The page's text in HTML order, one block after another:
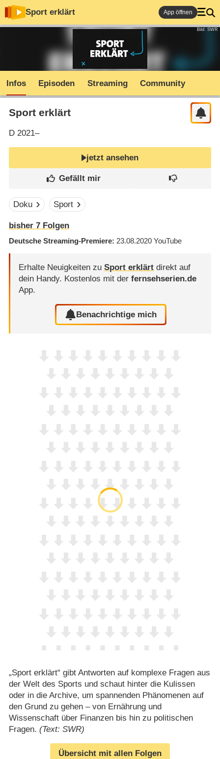
Sport erklärt App öffnen
Bild: SWR
Infos Episoden Streaming Community
Sport erklärt
D2021–
jetzt ansehen
Doku Sport
bisher 7Folgen
Deutsche Streaming-Premiere 23.08.2020 YouTube
Erhalte Neuigkeiten zu Sport erklärtdirekt auf
dein Handy. Kostenlos mit der fernsehserien.de
App.
Benachrichtige mich
„Sport erklärt“ gibt Antworten auf komplexe Fragen aus
der Welt des Sports und schaut hinter die Kulissen
oder in die Archive, um spannenden Phänomenen auf
den Grund zu gehen – von Ernährung und
Wissenschaft über Finanzen bis hin zu politischen
Fragen. (Text: SWR)
Übersicht mit allen Folgen